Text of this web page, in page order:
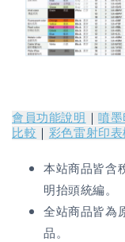
會員功能說明 ｜噴
比較
彩色雷射印
本站商品皆含
明抬頭統編。
全站商品皆為
品。